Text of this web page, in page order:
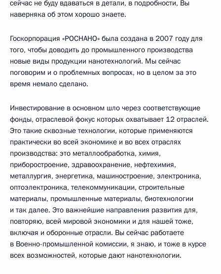
сейчас не буду вдаваться в детали, в подробности, Вы
наверняка об этом хорошо знаете.
Госкорпорация «РОСНАНО» была создана в 2007 году для
того, чтобы доводить до промышленного производства
новые виды продукции нанотехнологий. Мы сейчас
поговорим и о проблемных вопросах, но в целом за это
время немало сделано.
Инвестирование в основном шло через соответствующие
фонды, отраслевой фокус которых охватывает 12 отраслей.
Это такие сквозные технологии, которые применяются
практически во всей экономике и во всех отраслях
производства: это металлообработка, химия,
приборостроение, здравоохранение, нефтехимия,
металлургия, энергетика, машиностроение, электроника,
оптоэлектроника, телекоммуникации, строительные
материалы, промышленные материалы, биотехнологии
и так далее. Это важнейшие направления развития для,
повторяю, всей мировой экономики и для нашей тоже,
включая и оборонные отрасли. Вы сейчас работаете
в Военно-промышленной комиссии, я знаю, и тоже в курсе
всех возможностей, которые дают нанотехнологии.